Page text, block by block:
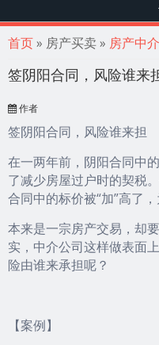
你在这里
首页» 房产买卖 » 房产中介
签阴阳合同，风险谁来
作者
签阴阳合同，风险谁来担
在一两年前，阴阳合同中
了减少房屋过户时的契税
合同中的标价被“加”高了
本来是一宗房产交易，却
实，中介公司这样做表面
险由谁来承担呢？
【案例】